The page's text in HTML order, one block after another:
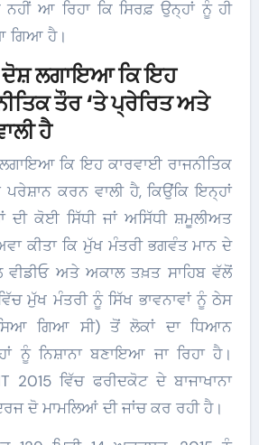
ਆ ਰਿਹਾ ਕਿ ਸਿਰਫ਼ ਉਨ੍ਹਾਂ ਨੂੰ ਹੀ
ਗਿਆ ਹੈ।
ਦੋਸ਼ ਲਗਾਇਆ ਕਿ ਇਹ
ਤੌਰ ‘ਤੇ ਪ੍ਰੇਰਿਤ ਅਤੇ
ਹੈ
ਕਿ ਇਹ ਕਾਰਵਾਈ ਰਾਜਨੀਤਿਕ
ਕਰਨ ਵਾਲੀ ਹੈ, ਕਿਉਂਕਿ ਇਨ੍ਹਾਂ
ਦੀ ਕੋਈ ਸਿੱਧੀ ਜਾਂ ਅਸਿੱਧੀ ਸ਼ਮੂਲੀਅਤ
ਕੀਤਾ ਕਿ ਮੁੱਖ ਮੰਤਰੀ ਭਗਵੰਤ ਮਾਨ ਦੇ
ਅਤੇ ਅਕਾਲ ਤਖ਼ਤ ਸਾਹਿਬ ਵੱਲੋਂ
ਮੁੱਖ ਮੰਤਰੀ ਨੂੰ ਸਿੱਖ ਭਾਵਨਾਵਾਂ ਨੂੰ ਠੇਸ
ਗਿਆ ਸੀ) ਤੋਂ ਲੋਕਾਂ ਦਾ ਧਿਆਨ
ਨੂੰ ਨਿਸ਼ਾਨਾ ਬਣਾਇਆ ਜਾ ਰਿਹਾ ਹੈ।
2015 ਵਿੱਚ ਫਰੀਦਕੋਟ ਦੇ ਬਾਜਾਖਾਨਾ
ਦੋ ਮਾਮਲਿਆਂ ਦੀ ਜਾਂਚ ਕਰ ਰਹੀ ਹੈ।